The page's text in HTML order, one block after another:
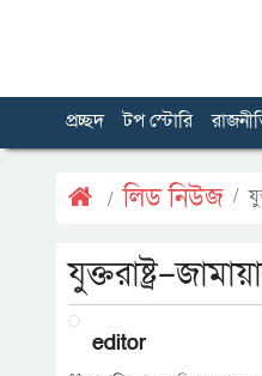
প্রচ্ছদ টপ স্টোরি
লিড নিউজ
editor